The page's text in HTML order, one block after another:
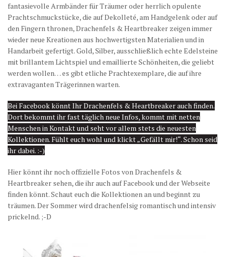
fantasievolle Armbänder für Träumer oder herrlich opulente
Prachtschmuckstücke, die auf Dekolleté, am Handgelenk oder auf
den Fingern thronen, Drachenfels & Heartbreaker zeigen immer
wieder neue Kreationen aus hochwertigsten Materialien und in
Handarbeit gefertigt. Gold, Silber, ausschließlich echte Edelsteine
mit brillantem Lichtspiel und emaillierte Schönheiten, die geliebt
werden wollen… es gibt etliche Prachtexemplare, die auf ihre
extravaganten Trägerinnen warten.
Bei Facebook könnt Ihr Drachenfels & Heartbreaker auch finden.
Dort bekommt ihr fast täglich neue Infos, kommt mit netten
Menschen in Kontakt und seht vor allem stets die neuesten
Kollektionen. Fühlt euch wohl und klickt „Gefällt mir!“. Schon seid
ihr dabei. :-)
Hier könnt ihr noch offizielle Fotos von Drachenfels &
Heartbreaker sehen, die ihr auch auf Facebook und der Webseite
finden könnt. Schaut euch die Kollektionen an und beginnt zu
träumen. Der Sommer wird drachenfelsig romantisch und intensiv
prickelnd. ;-D